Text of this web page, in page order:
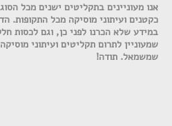
אנו מעוניינים בתקליטים ישנים מכל
כקטנים ועיתוני מוסיקה מכל התקופות.
במידע שלא הכרנו לפני כן, וגם לכסות
שמעוניין לתרום תקליטים ועיתוני
שמשמאל. תודה!